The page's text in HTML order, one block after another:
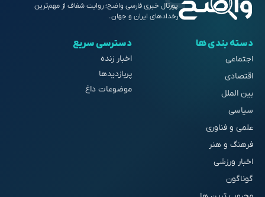
پورتال خبری فارسی واضح؛ روایت شفاف از مهم‌ترین
رخدادهای ایران و جهان.
دسته بندی ها
اجتماعی
اقتصادی
بین الملل
سیاسی
علمی و فناوری
فرهنگ و هنر
اخبار ورزشی
گوناگون
دسترسی سریع
اخبار زنده
پربازدیدها
موضوعات داغ